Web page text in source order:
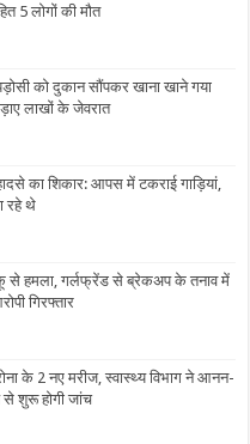
5 लोगों की मौत
को दुकान सौंपकर खाना खाने गया
उड़ाए लाखों के जेवरात
का शिकार: आपस में टकराई गाड़ियां,
रहे थे
से हमला, गर्लफ्रेंड से ब्रेकअप के तनाव में
गिरफ्तार
के 2 नए मरीज, स्वास्थ्य विभाग ने आनन-
शुरू होगी जांच